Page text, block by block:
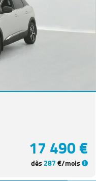
17 490 €
dès 287€/mois